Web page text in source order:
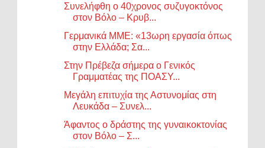
Συνελήφθη ο 40χρονος συζυγοκτόνος
στον Βόλο – Κρυβ...
Γερμανικά ΜΜΕ: «13ωρη εργασία όπως
στην Ελλάδα; Σα...
Στην Πρέβεζα σήμερα ο Γενικός
Γραμματέας της ΠΟΑΣΥ...
Μεγάλη επιτυχία της Αστυνομίας στη
Λευκάδα – Συνελ...
Άφαντος ο δράστης της γυναικοκτονίας
στον Βόλο – Σ...